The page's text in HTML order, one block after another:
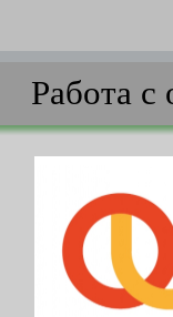
Работа